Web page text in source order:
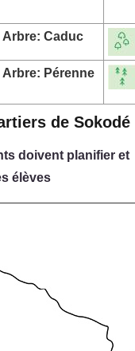
Arbre: Caduc
Arbre: Pérenne
de Sokodé
doivent planifier et
élèves